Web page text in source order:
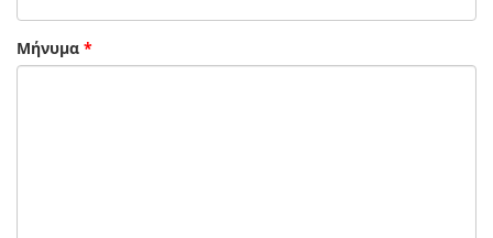
Μήνυμα *